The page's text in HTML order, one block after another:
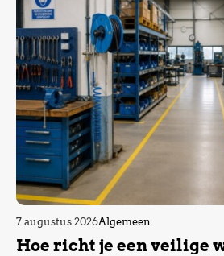
7 augustus 2026Algemeen
Hoe richt je een veilige